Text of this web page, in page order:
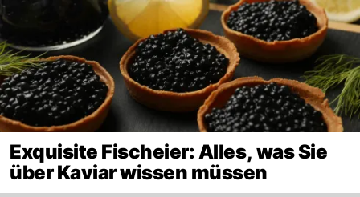
Exquisite Fischeier: Alles, was Sie
über Kaviar wissen müssen